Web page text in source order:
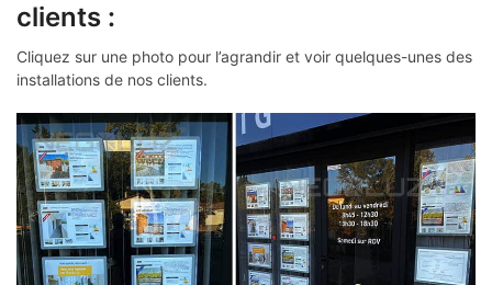
clients :
Cliquez sur une photo pour l’agrandir et voir quelques-unes des
installations de nos clients.